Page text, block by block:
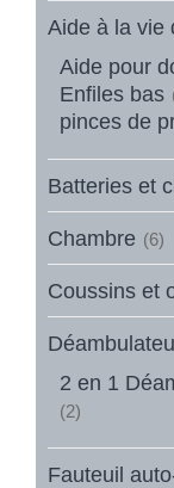
Aide à la vie
Aide pour
Enfiles bas
pinces de
Batteries et
Chambre (6)
Coussins et
2 en 1
(2)
Fauteuil